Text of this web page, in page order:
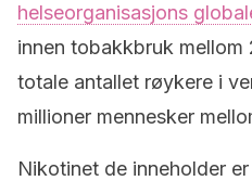
helseorganisasjons
innen tobakkbruk
totale antallet røykere i
millioner mennesker
Nikotinet de inneholder